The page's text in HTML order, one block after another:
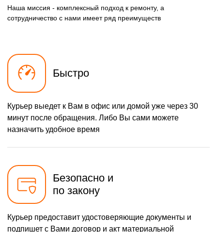
Замена разъема зарядки
(питания)
490 р
Сбор/Разбор
Замена разъема SIM
динамика
Замена передней камеры
490 р
Наша миссия - комплексный подход к ремонту, а
сотрудничество с нами имеет ряд преимуществ
Быстро
Курьер выедет к Вам в офис или домой уже через 30
минут после обращения. Либо Вы сами можете
назначить удобное время
Безопасно и
по закону
Курьер предоставит удостоверяющие документы и
подпишет с Вами договор и акт материальной